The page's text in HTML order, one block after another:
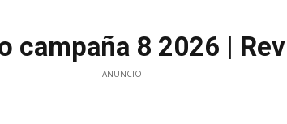
campaña 8 2026 |
ANUNCIO